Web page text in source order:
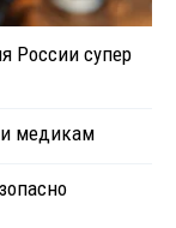
России супер
медикам